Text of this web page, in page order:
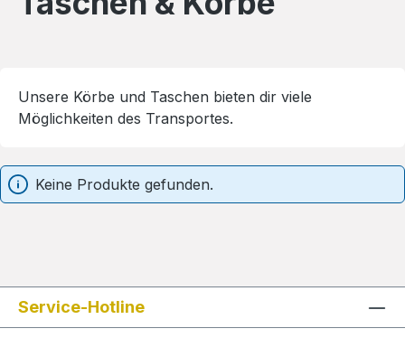
Unsere Körbe und Taschen bieten dir viele
Möglichkeiten des Transportes.
Keine Produkte gefunden.
Service-Hotline